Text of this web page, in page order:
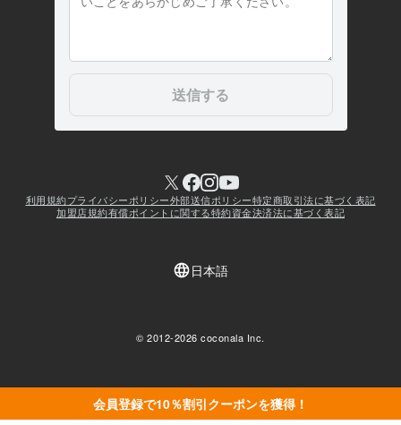
会員登録で10％割引クーポンを獲得！